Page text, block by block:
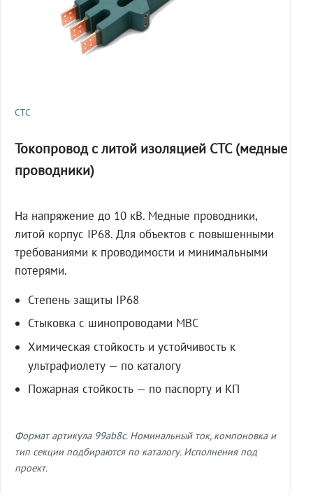
СТС
Токопровод с литой изоляцией СТС (медные
проводники)
На напряжение до 10 кВ. Медные проводники,
литой корпус IP68. Для объектов с повышенными
требованиями к проводимости и минимальными
потерями.
Степень защиты IP68
Стыковка с шинопроводами МВС
Химическая стойкость и устойчивость к
ультрафиолету — по каталогу
Пожарная стойкость — по паспорту и КП
Формат артикула 99ab8c. Номинальный ток, компоновка и
тип секции подбираются по каталогу. Исполнения под
проект.